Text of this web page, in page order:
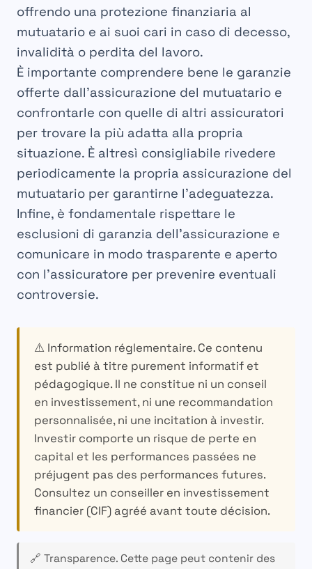
offrendo una protezione finanziaria al
mutuatario e ai suoi cari in caso di decesso,
invalidità o perdita del lavoro.
È importante comprendere bene le garanzie
offerte dall’assicurazione del mutuatario e
confrontarle con quelle di altri assicuratori
per trovare la più adatta alla propria
situazione. È altresì consigliabile rivedere
periodicamente la propria assicurazione del
mutuatario per garantirne l’adeguatezza.
Infine, è fondamentale rispettare le
esclusioni di garanzia dell’assicurazione e
comunicare in modo trasparente e aperto
con l’assicuratore per prevenire eventuali
controversie.
⚠️ Information réglementaire.Ce contenu
est publié à titre purement informatif et
pédagogique. Il ne constitue ni un conseil
en investissement, ni une recommandation
personnalisée, ni une incitation à investir.
Investir comporte un risque de perte en
capital et les performances passées ne
préjugent pas des performances futures.
Consultez un conseiller en investissement
financier (CIF) agréé avant toute décision.
🔗 Transparence.Cette page peut contenir des